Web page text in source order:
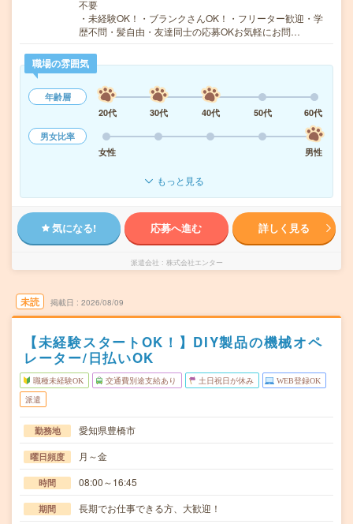
不要
・未経験OK！・ブランクさんOK！・フリーター歓迎・学
歴不問・髪自由・友達同士の応募OKお気軽にお問…
職場の雰囲気
年齢層
20代
30代 40代 50代
60代
男女比率
女性
男性
もっと見る
気になる! 応募へ進む 詳しく見る
派遣会社 株式会社エンター
未読 掲載日 2026/08/09
【未経験スタートOK！】DIY製品の機械オペ
レーター/日払いOK
職種未経験OK 交通費別途支給あり 土日祝日が休み WEB登録OK
派遣
勤務地 愛知県豊橋市
曜日頻度 月～金
時間 08:00～16:45
期間 長期でお仕事できる方、大歓迎！